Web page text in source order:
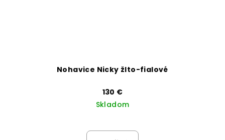
Nohavice Nicky žlto-fialové
130 €
Skladom